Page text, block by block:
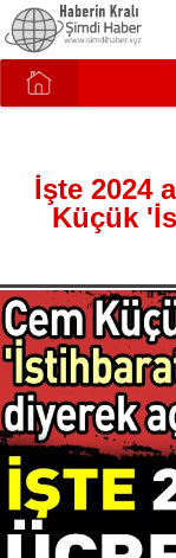
İşte 2024
Küçük